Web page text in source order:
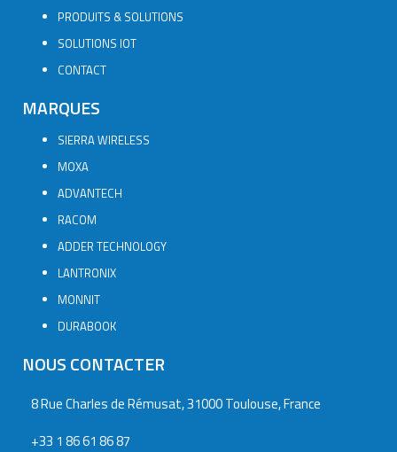
PRODUITS & SOLUTIONS
SOLUTIONS IOT
CONTACT
MARQUES
SIERRA WIRELESS
MOXA
ADVANTECH
RACOM
ADDER TECHNOLOGY
LANTRONIX
MONNIT
DURABOOK
NOUS CONTACTER
8 Rue Charles de Rémusat, 31000 Toulouse, France
+33 1 86 61 86 87